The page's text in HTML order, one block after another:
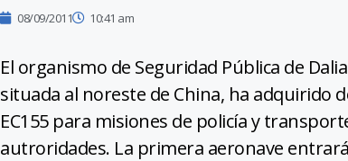
08/09/2011 10:41 am
El organismo de Seguridad Pública de
situada al noreste de China, ha adquirido
EC155 para misiones de policía y
autroridades. La primera aeronave